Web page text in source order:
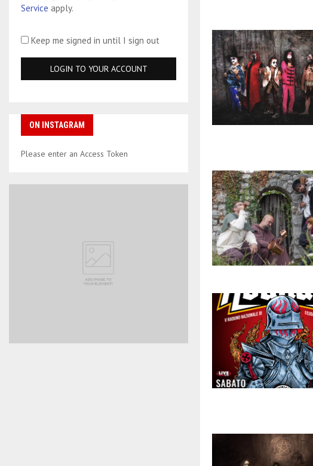
Service apply.
Keep me signed in until I sign out
ON INSTAGRAM
Please enter an Access Token